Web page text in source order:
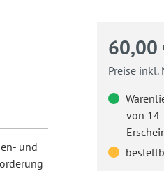
und
60,00
Preise inkl.
von 14